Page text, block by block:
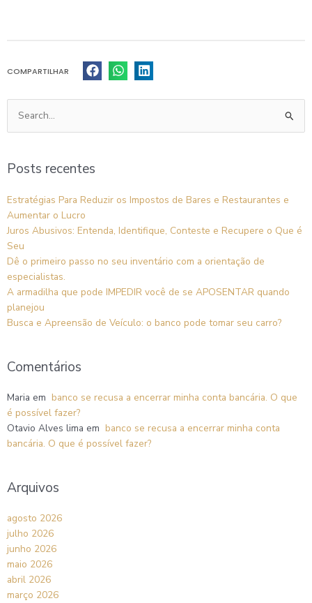
COMPARTILHAR
Pesquisar
por:
Posts recentes
Estratégias Para Reduzir os Impostos de Bares e Restaurantes e
Aumentar o Lucro
Juros Abusivos: Entenda, Identifique, Conteste e Recupere o Que é
Seu
Dê o primeiro passo no seu inventário com a orientação de
especialistas.
A armadilha que pode IMPEDIR você de se APOSENTAR quando
planejou
Busca e Apreensão de Veículo: o banco pode tomar seu carro?
Comentários
Maria em banco se recusa a encerrar minha conta bancária. O que
é possível fazer?
Otavio Alves lima em banco se recusa a encerrar minha conta
bancária. O que é possível fazer?
Arquivos
agosto 2026
julho 2026
junho 2026
maio 2026
abril 2026
março 2026